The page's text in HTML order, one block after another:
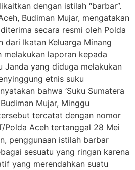
dengan istilah “barbar”.
Budiman Mujar, mengatakan
secara resmi oleh Polda
dari Ikatan Keluarga Minang
melakukan laporan kepada
Janda yang diduga melakukan
etnis suku
bahwa ‘Suku Sumatera
Mujar, Minggu
tercatat dengan nomor
Polda Aceh tertanggal 28 Mei
penggunaan istilah barbar
sesuatu yang ringan karena
yang merendahkan suatu